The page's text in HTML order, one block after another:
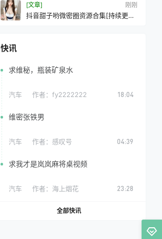
[文章] 刚刚
抖音甜子哟微密圈资源合集[持续更新
快讯
求维秘，瓶装矿泉水
汽车 作者： fy2222222 18:04
维密张铁男
汽车 作者： 感叹号 04:39
求我才是岚岚麻将桌视频
汽车 作者： 海上烟花 23:28
全部快讯